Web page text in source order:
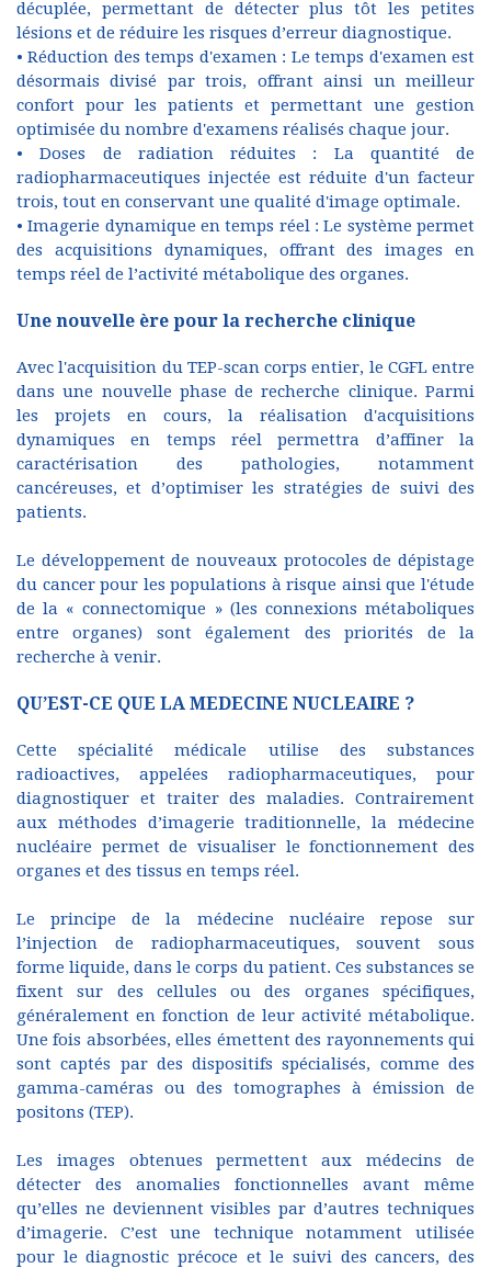
décuplée, permettant de détecter plus tôt les petites
lésions et de réduire les risques d’erreur diagnostique.
• Réduction des temps d'examen : Le temps d'examen est
désormais divisé par trois, offrant ainsi un meilleur
confort pour les patients et permettant une gestion
optimisée du nombre d'examens réalisés chaque jour.
• Doses de radiation réduites : La quantité de
radiopharmaceutiques injectée est réduite d'un facteur
trois, tout en conservant une qualité d'image optimale.
• Imagerie dynamique en temps réel : Le système permet
des acquisitions dynamiques, offrant des images en
temps réel de l’activité métabolique des organes.
Une nouvelle ère pour la recherche clinique
Avec l'acquisition du TEP-scan corps entier, le CGFL entre
dans une nouvelle phase de recherche clinique. Parmi
les projets en cours, la réalisation d'acquisitions
dynamiques en temps réel permettra d’affiner la
caractérisation des pathologies, notamment
cancéreuses, et d’optimiser les stratégies de suivi des
patients.
Le développement de nouveaux protocoles de dépistage
du cancer pour les populations à risque ainsi que l'étude
de la « connectomique » (les connexions métaboliques
entre organes) sont également des priorités de la
recherche à venir.
QU’EST-CE QUE LA MEDECINE NUCLEAIRE ?
Cette spécialité médicale utilise des substances
radioactives, appelées radiopharmaceutiques, pour
diagnostiquer et traiter des maladies. Contrairement
aux méthodes d’imagerie traditionnelle, la médecine
nucléaire permet de visualiser le fonctionnement des
organes et des tissus en temps réel.
Le principe de la médecine nucléaire repose sur
l’injection de radiopharmaceutiques, souvent sous
forme liquide, dans le corps du patient. Ces substances se
fixent sur des cellules ou des organes spécifiques,
généralement en fonction de leur activité métabolique.
Une fois absorbées, elles émettent des rayonnements qui
sont captés par des dispositifs spécialisés, comme des
gamma-caméras ou des tomographes à émission de
positons (TEP).
Les images obtenues permettent aux médecins de
détecter des anomalies fonctionnelles avant même
qu’elles ne deviennent visibles par d’autres techniques
d’imagerie. C’est une technique notamment utilisée
pour le diagnostic précoce et le suivi des cancers, des